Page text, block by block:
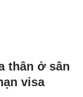
thân ở sân
visa